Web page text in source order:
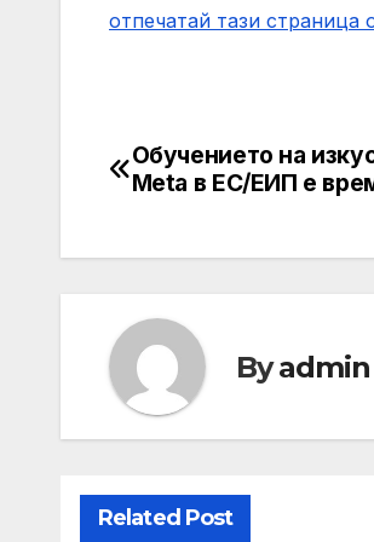
отпечатай тази страница
Post
Обучението на
Meta в ЕС/ЕИП е
Byadmin
Related Post